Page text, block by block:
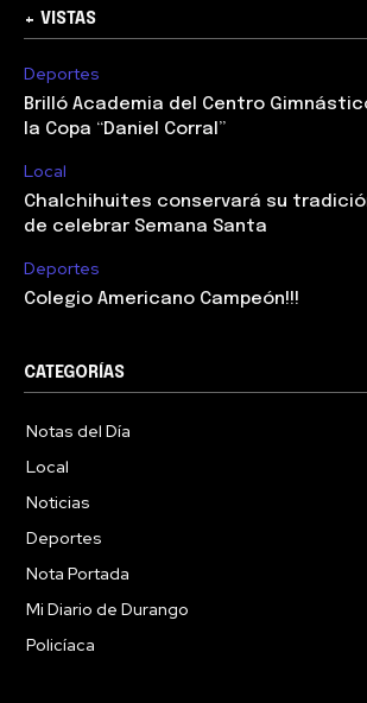
+ VISTAS
Deportes
Brilló Academia del Centro
la Copa “Daniel Corral”
Local
Chalchihuites conservará su
de celebrar Semana Santa
Deportes
Colegio Americano Campeón!!!
CATEGORÍAS
Notas del Día
Local
Noticias
Deportes
Nota Portada
Mi Diario de Durango
Policíaca